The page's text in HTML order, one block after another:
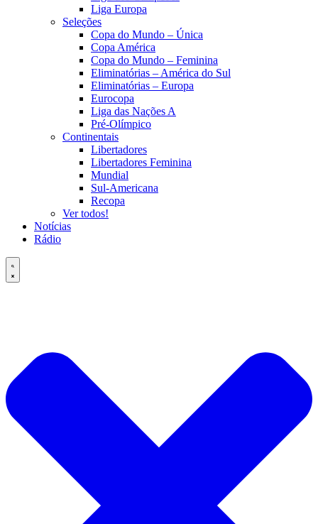
Liga Europa
Seleções
Copa do Mundo – Única
Copa América
Copa do Mundo – Feminina
Eliminatórias – América do Sul
Eliminatórias – Europa
Eurocopa
Liga das Nações A
Pré-Olímpico
Continentais
Libertadores
Libertadores Feminina
Mundial
Sul-Americana
Recopa
Ver todos!
Notícias
Rádio